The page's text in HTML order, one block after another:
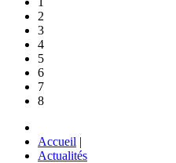
2
3
4
5
6
7
8
Accueil |
Actualités